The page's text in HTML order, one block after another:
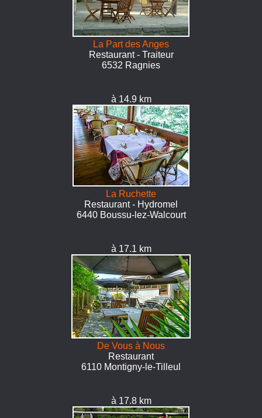
La Part des Anges
Restaurant - Traiteur
6532 Ragnies
à 14.9 km
La Ruchette
Restaurant - Hydromel
6440 Boussu-lez-Walcourt
à 17.1 km
De Vous à Nous
Restaurant
6110 Montigny-le-Tilleul
à 17.8 km